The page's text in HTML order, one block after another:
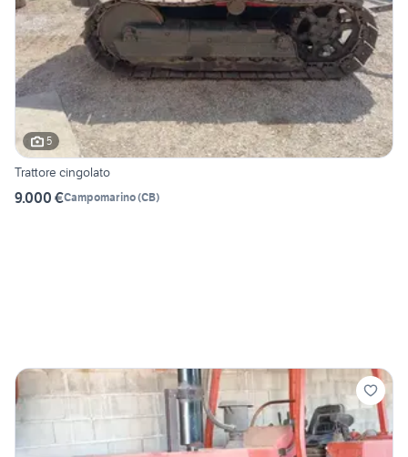
5
Trattore cingolato
9.000 €Campomarino(CB)